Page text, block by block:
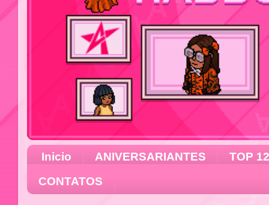
Inicio ANIVERSARIANTES
TOP 12
CONTATOS